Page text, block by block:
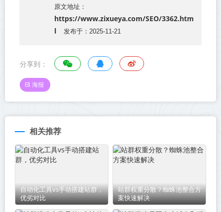
原文地址：
https://www.zixueya.com/SEO/3362.htm
l
发布于：2025-11-21
分享到：
海报
相关推荐
自动化工具vs手动搭建站群，
优劣对比
站群权重分散？蜘蛛池整合方
案快速解决